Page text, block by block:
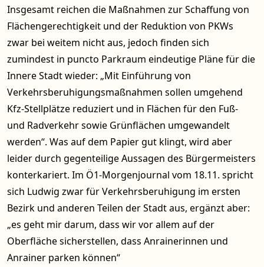
Insgesamt reichen die Maßnahmen zur Schaffung von
Flächengerechtigkeit und der Reduktion von PKWs
zwar bei weitem nicht aus, jedoch finden sich
zumindest in puncto Parkraum eindeutige Pläne für die
Innere Stadt wieder: „Mit Einführung von
Verkehrsberuhigungsmaßnahmen sollen umgehend
Kfz-Stellplätze reduziert und in Flächen für den Fuß-
und Radverkehr sowie Grünflächen umgewandelt
werden“. Was auf dem Papier gut klingt, wird aber
leider durch gegenteilige Aussagen des Bürgermeisters
konterkariert. Im Ö1-Morgenjournal vom 18.11. spricht
sich Ludwig zwar für Verkehrsberuhigung im ersten
Bezirk und anderen Teilen der Stadt aus, ergänzt aber:
„es geht mir darum, dass wir vor allem auf der
Oberfläche sicherstellen, dass Anrainerinnen und
Anrainer parken können“